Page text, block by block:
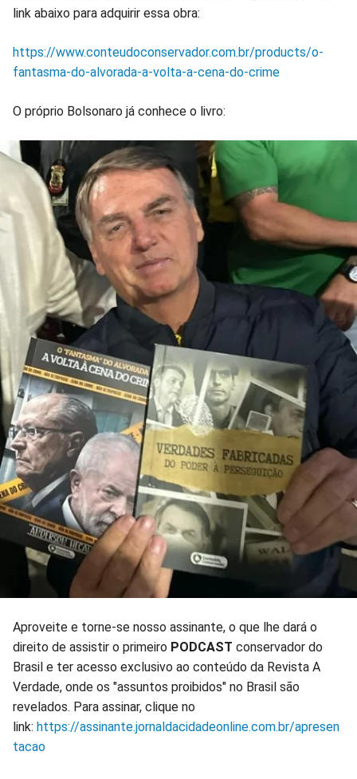
link abaixo para adquirir essa obra:
https://www.conteudoconservador.com.br/products/o-
fantasma-do-alvorada-a-volta-a-cena-do-crime
O próprio Bolsonaro já conhece o livro:
Aproveite e torne-se nosso assinante, o que lhe dará o
direito de assistir o primeiro PODCAST conservador do
Brasil e ter acesso exclusivo ao conteúdo da Revista A
Verdade, onde os "assuntos proibidos" no Brasil são
revelados. Para assinar, clique no
link: https://assinante.jornaldacidadeonline.com.br/apresen
tacao